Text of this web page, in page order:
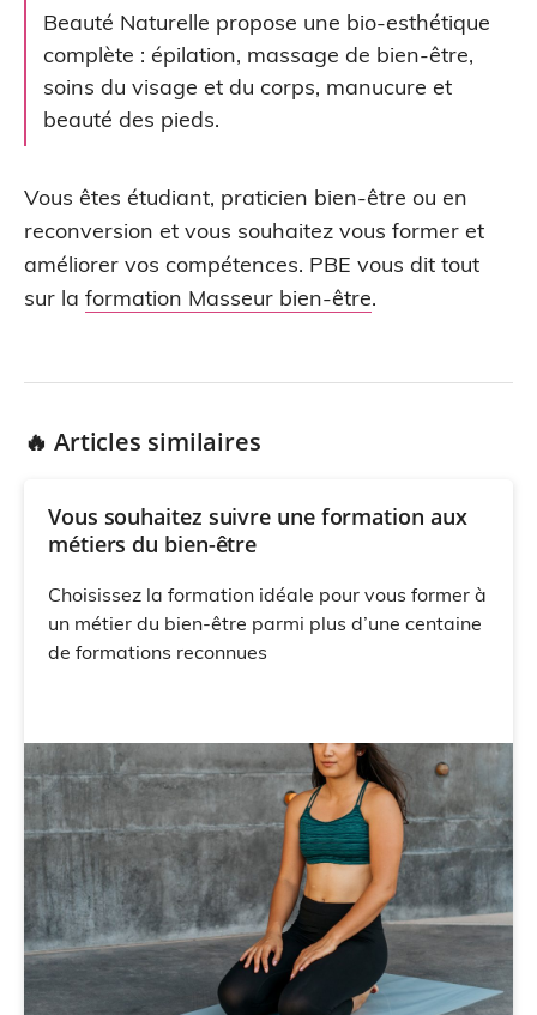
Beauté Naturelle propose une bio-esthétique
complète : épilation, massage de bien-être,
soins du visage et du corps, manucure et
beauté des pieds.
Vous êtes étudiant, praticien bien-être ou en
reconversion et vous souhaitez vous former et
améliorer vos compétences. PBE vous dit tout
sur la formation Masseur bien-être.
🔥 Articles similaires
Vous souhaitez suivre une formation aux
métiers du bien-être
Choisissez la formation idéale pour vous former à
un métier du bien-être parmi plus d’une centaine
de formations reconnues